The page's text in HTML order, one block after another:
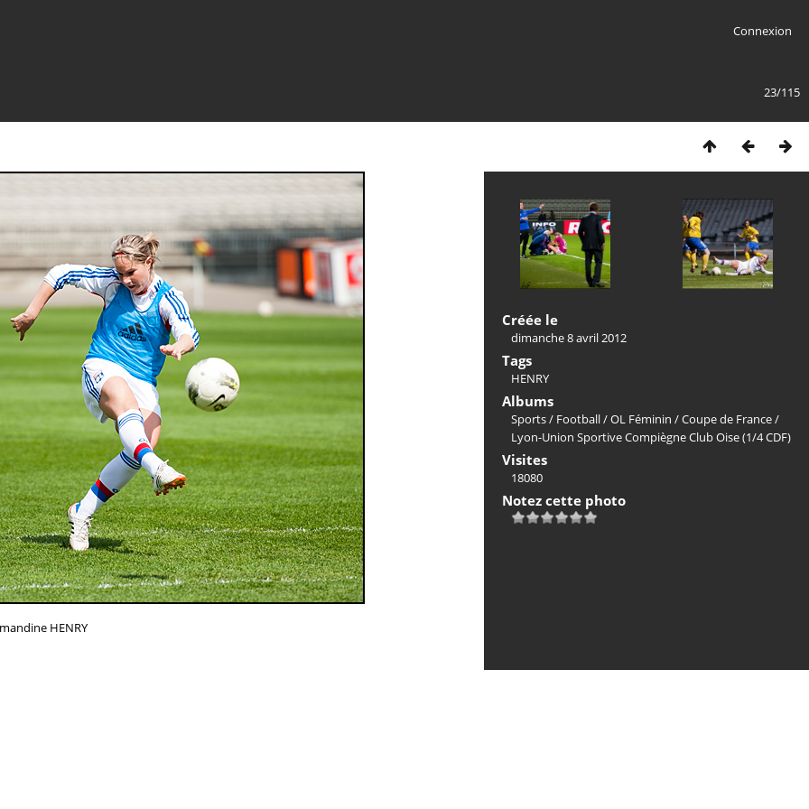
Connexion
23/115
HENRY
Créée le
dimanche 8 avril 2012
Tags
HENRY
Albums
Sports/ Football/OL Féminin /Coupe de France/
Lyon-Union Sportive Compiègne Club Oise (1/4 CDF)
Visites
18080
Notez cette photo